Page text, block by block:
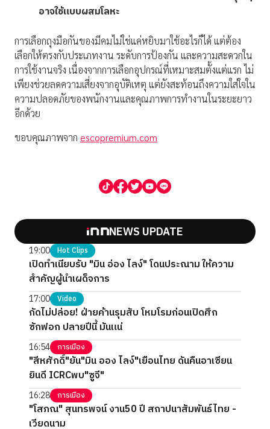
อาจใช้แบบผสมโลหะ
การเลือกถุงมือกันของมีคมไม่ใช่แค่หยิบมาใช้อะไรก็ได้ แต่ต้อง
เลือกให้ตรงกับประเภทงาน ระดับการป้องกัน และความสะดวกใน
การใช้งานจริง เนื่องจากการเลือกอุปกรณ์ที่เหมาะสมตั้งแต่แรก ไม่
เพียงช่วยลดความเสี่ยงจากอุบัติเหตุ แต่ยังสะท้อนถึงความใส่ใจใน
ความปลอดภัยของพนักงานและคุณภาพการทำงานในระยะยาว
อีกด้วย
ขอบคุณภาพจาก escopremium.com
NEWS UPDATE
19:00 Hot Clips
เปิดทำเนียบรับ "มิน อ่อง ไลง์" โดนประณาม ให้ความ
สำคัญผู้นำเผด็จการ
17:00 Video
กัดไม่ปล่อย! ฝ่ายค้านรุมสับ โหมโรมก่อนเปิดศึก
ซักฟอก ปลายปีนี้ มันแน่
16:54 การเมือง
"สีหศักดิ์"ยัน"มิน ออง ไลง์"เยือนไทย ดันคืนอาเซียน
ยินดี ICRCพบ"ซูจี"
16:28 การเมือง
"โสภณ" สุนทรพจน์ งาน50 ปี สถาปนาสัมพันธ์ไทย -
เวียดนาม